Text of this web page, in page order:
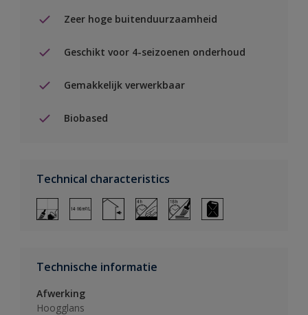
Zeer hoge buitenduurzaamheid
Geschikt voor 4-seizoenen onderhoud
Gemakkelijk verwerkbaar
Biobased
Technical characteristics
Technische informatie
Afwerking
Hoogglans